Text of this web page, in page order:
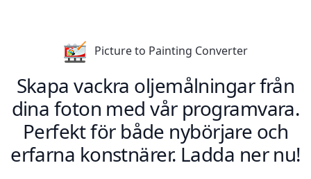
Picture to Painting Converter
Skapa vackra oljemålningar från
dina foton med vår programvara.
Perfekt för både nybörjare och
erfarna konstnärer. Ladda ner nu!